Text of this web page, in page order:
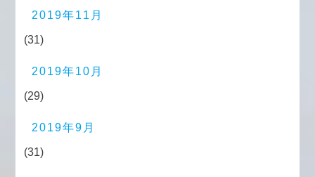
2019年11月
(31)
2019年10月
(29)
2019年9月
(31)